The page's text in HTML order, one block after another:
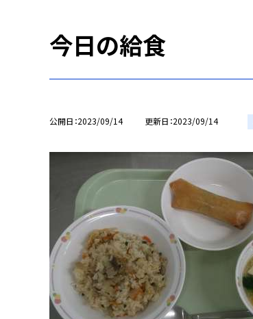
今日の給食
公開日 2023/09/14 更新日 2023/09/14